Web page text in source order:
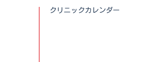
クリニックカレンダー